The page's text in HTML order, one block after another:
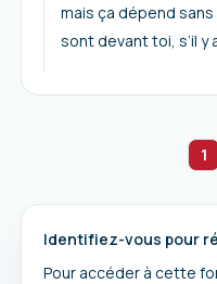
mais ça dépend
sont devant toi, s’il
1
Identifiez-vous pour
Pour accéder à cette